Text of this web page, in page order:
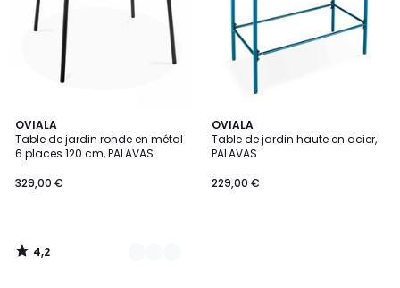
OVIALA
Table de jardin ronde en métal
6 places 120 cm, PALAVAS
329,00 €
4,2
/ 5
3
Couleurs
4,2
/
OVIALA
Table de jardin haute en acier,
PALAVAS
229,00 €